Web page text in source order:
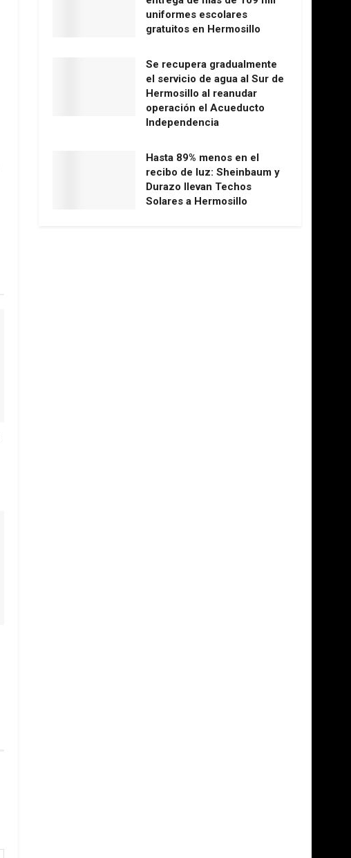
uniformes escolares
gratuitos en Hermosillo
Se recupera gradualmente
el servicio de agua al Sur de
Hermosillo al reanudar
operación el Acueducto
Independencia
Hasta 89% menos en el
recibo de luz: Sheinbaum y
Durazo llevan Techos
Solares a Hermosillo